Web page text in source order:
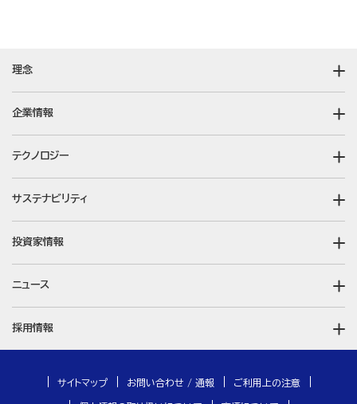
理念
企業情報
テクノロジー
サステナビリティ
投資家情報
ニュース
採用情報
サイトマップ お問い合わせ / 通報 ご利用上の注意